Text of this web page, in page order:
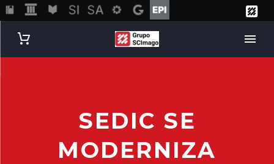
SEDIC SE
MODERNIZA